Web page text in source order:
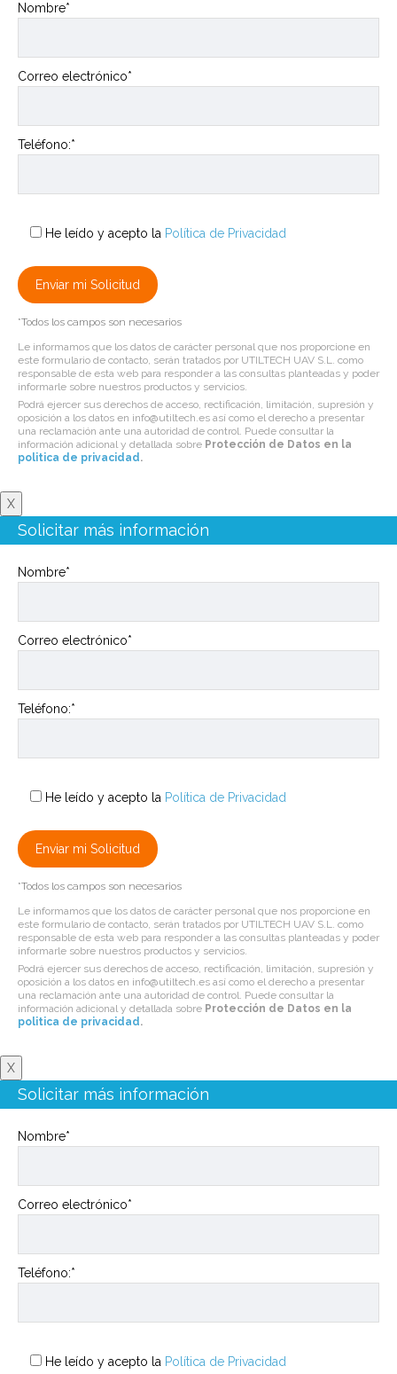
Nombre*
Correo electrónico*
Teléfono:*
He leído y acepto la Política de Privacidad
*Todos los campos son necesarios
Le informamos que los datos de carácter personal que nos proporcione en
este formulario de contacto, serán tratados por UTILTECH UAV S.L. como
responsable de esta web para responder a las consultas planteadas y poder
informarle sobre nuestros productos y servicios.
Podrá ejercer sus derechos de acceso, rectificación, limitación, supresión y
oposición a los datos en info@utiltech.es así como el derecho a presentar
una reclamación ante una autoridad de control. Puede consultar la
información adicional y detallada sobre Protección de Datos en la
politica de privacidad.
X
Solicitar más información
Nombre*
Correo electrónico*
Teléfono:*
He leído y acepto la Política de Privacidad
*Todos los campos son necesarios
Le informamos que los datos de carácter personal que nos proporcione en
este formulario de contacto, serán tratados por UTILTECH UAV S.L. como
responsable de esta web para responder a las consultas planteadas y poder
informarle sobre nuestros productos y servicios.
Podrá ejercer sus derechos de acceso, rectificación, limitación, supresión y
oposición a los datos en info@utiltech.es así como el derecho a presentar
una reclamación ante una autoridad de control. Puede consultar la
información adicional y detallada sobre Protección de Datos en la
politica de privacidad.
X
Solicitar más información
Nombre*
Correo electrónico*
Teléfono:*
He leído y acepto la Política de Privacidad